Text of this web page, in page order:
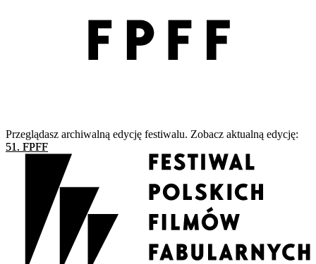
Przeglądasz archiwalną edycję festiwalu. Zobacz aktualną edycję:
51. FPFF